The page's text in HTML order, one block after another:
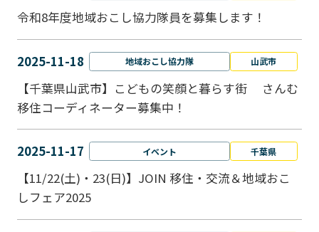
令和8年度地域おこし協力隊員を募集します！
2025-11-18 地域おこし協力隊 山武市
【千葉県山武市】こどもの笑顔と暮らす街 さんむ
移住コーディネーター募集中！
2025-11-17 イベント 千葉県
【11/22(土)・23(日)】JOIN 移住・交流＆地域おこ
しフェア2025